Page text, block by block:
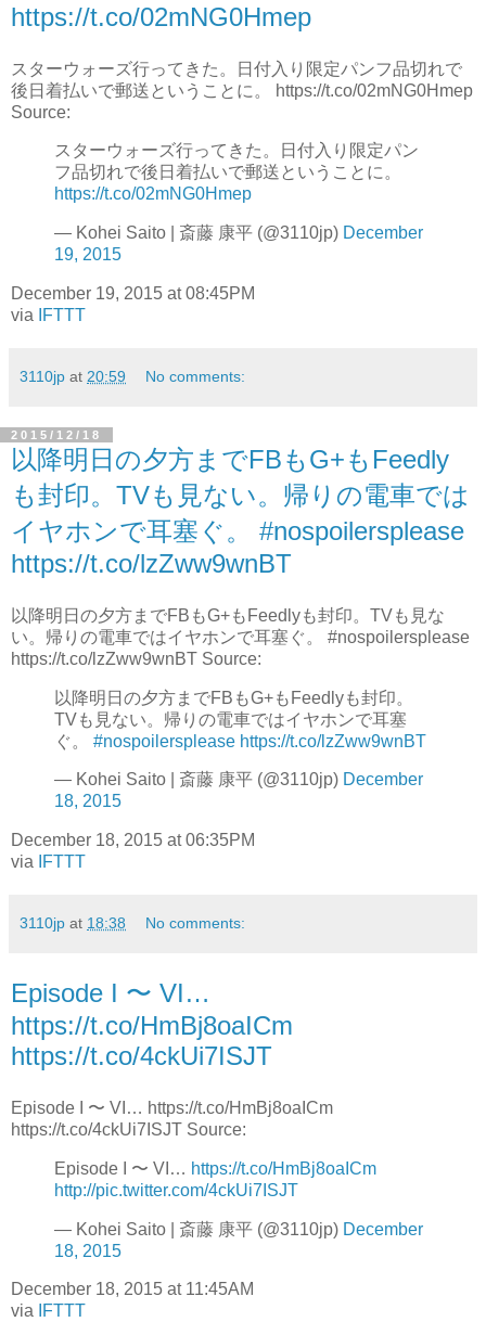
https://t.co/02mNG0Hmep
スターウォーズ行ってきた。日付入り限定パンフ品切れで
後日着払いで郵送ということに。 https://t.co/02mNG0Hmep
Source:
スターウォーズ行ってきた。日付入り限定パン
フ品切れで後日着払いで郵送ということに。
https://t.co/02mNG0Hmep
— Kohei Saito | 斎藤 康平 (@3110jp) December
19, 2015
December 19, 2015 at 08:45PM
via
IFTTT
3110jp at 20:59 No comments:
2015/12/18
以降明日の夕方までFBもG+もFeedly
も封印。TVも見ない。帰りの電車では
イヤホンで耳塞ぐ。 #nospoilersplease
https://t.co/lzZww9wnBT
以降明日の夕方までFBもG+もFeedlyも封印。TVも見な
い。帰りの電車ではイヤホンで耳塞ぐ。 #nospoilersplease
https://t.co/lzZww9wnBT Source:
以降明日の夕方までFBもG+もFeedlyも封印。
TVも見ない。帰りの電車ではイヤホンで耳塞
ぐ。 #nospoilersplease https://t.co/lzZww9wnBT
— Kohei Saito | 斎藤 康平 (@3110jp) December
18, 2015
December 18, 2015 at 06:35PM
via
IFTTT
3110jp at 18:38 No comments:
Episode I 〜 VI…
https://t.co/HmBj8oaICm
https://t.co/4ckUi7ISJT
Episode I 〜 VI… https://t.co/HmBj8oaICm
https://t.co/4ckUi7ISJT Source:
Episode I 〜 VI… https://t.co/HmBj8oaICm
http://pic.twitter.com/4ckUi7ISJT
— Kohei Saito | 斎藤 康平 (@3110jp) December
18, 2015
December 18, 2015 at 11:45AM
via IFTTT